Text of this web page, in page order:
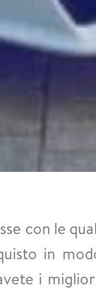
con le
in
i